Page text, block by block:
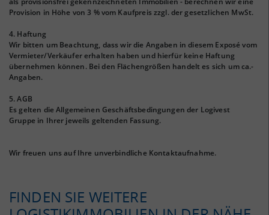
Provision in Höhe von 3 % vom Kaufpreis zzgl. der gesetzlichen MwSt.
4. Haftung
Wir bitten um Beachtung, dass wir die Angaben in diesem Exposé vom
Vermieter/Verkäufer erhalten haben und hierfür keine Haftung
übernehmen können. Bei den Flächengrößen handelt es sich um ca.-
Angaben.
5. AGB
Es gelten die Allgemeinen Geschäftsbedingungen der Logivest
Gruppe in Ihrer jeweils geltenden Fassung.
Wir freuen uns auf Ihre unverbindliche Kontaktaufnahme.
FINDEN SIE WEITERE